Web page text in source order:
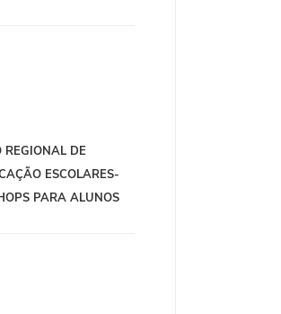
DE
ESCOLARES-
PARA ALUNOS